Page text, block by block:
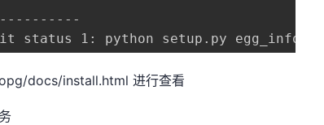
status 1: python setup.py egg_info
docs/install.html 进行查看